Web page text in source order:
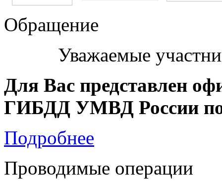
Обращение
Уважаемые
Для Вас представлен
ГИБДД УМВД России по
Подробнее
Проводимые операции